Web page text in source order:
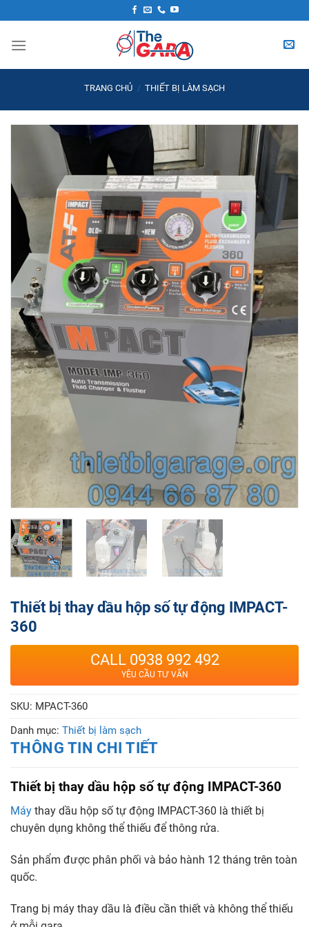
to
content
TRANG CHỦ / THIẾT BỊ LÀM SẠCH
Thiết bị thay dầu hộp số tự động IMPACT-
360
CALL 0938 992 492
YÊU CẦU TƯ VẤN
SKU: MPACT-360
Danh mục: Thiết bị làm sạch
THÔNG TIN CHI TIẾT
Thiết bị thay dầu hộp số tự động IMPACT-360
Máy thay dầu hộp số tự động IMPACT-360 là thiết bị
chuyên dụng không thể thiếu để thông rửa.
Sản phẩm được phân phối và bảo hành 12 tháng trên toàn
quốc.
Trang bị máy thay dầu là điều cần thiết và không thể thiếu